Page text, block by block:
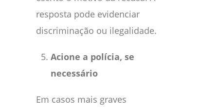
resposta pode evidenciar
discriminação ou ilegalidade.
Acione a polícia, se
necessário
Em casos mais graves